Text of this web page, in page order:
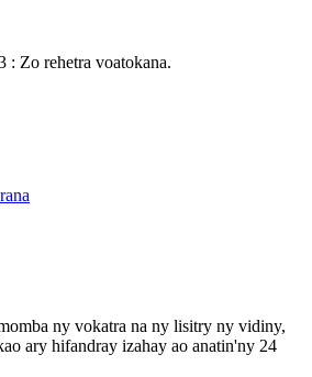
Zo rehetra voatokana.
ny vokatra na ny lisitry ny vidiny,
ary hifandray izahay ao anatin'ny 24